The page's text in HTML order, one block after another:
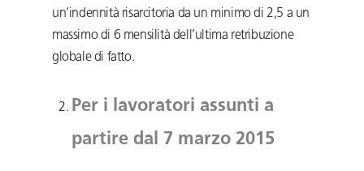
un’indennità risarcitoria da un minimo di 2,5 a un
massimo di 6 mensilità dell’ultima retribuzione
globale di fatto.
Per i lavoratori assunti a
partire dal 7 marzo 2015